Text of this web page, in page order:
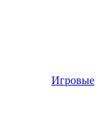
Игровые